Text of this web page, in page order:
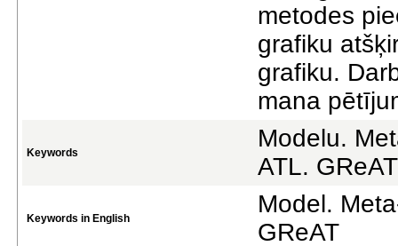
metodes
grafiku
grafiku.
mana
Keywords
Modelu.
ATL. GReAT
Keywords in English
Model.
GReAT